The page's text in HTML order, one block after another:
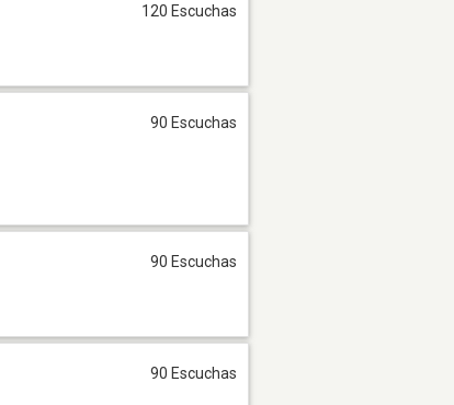
120 Escuchas
90 Escuchas
90 Escuchas
90 Escuchas